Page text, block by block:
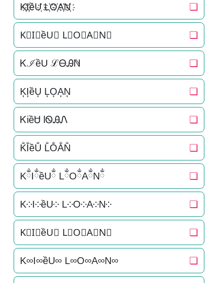
K҉I҉ềU҉ L҉O҉A҉N҉ ❏
K⃜I⃜ềU⃜ L⃜O⃜A⃜N⃜ ❏
ᏦℐềU ℒᎾᎯℕ ❏
K͎I͎ềU͎ L͎O͎A͎N͎ ❏
ᏦiềᏌ lᏫᎯᏁ ❏
K̐I̐ềU̐ L̐O̐A̐N̐ ❏
KྂIྂềUྂ LྂOྂAྂNྂ ❏
K༶I༶ềU༶ L༶O༶A༶N༶ ❏
K⃕I⃕ềU⃕ L⃕O⃕A⃕N⃕ ❏
K∞I∞ềU∞ L∞O∞A∞N∞ ❏